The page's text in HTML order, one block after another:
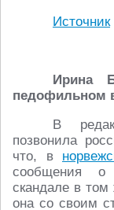
Источник
Ирина
педофильном
В
позвонила
что, в
сообщения о
скандале в том
она со своим